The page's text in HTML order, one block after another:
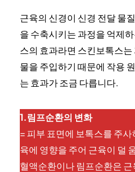
근육의 신경이 신경 전달 물
을 수축시키는 과정을 억제
스의 효과라면 스킨보톡스
물을 주입하기 때문에 작용
는 효과가 조금 다릅니다.
1.림프순환의 변화
= 피부 표면에 보톡스를 주
육에 영향을 주어 근육이 덜
혈액순환이나 림프순환은